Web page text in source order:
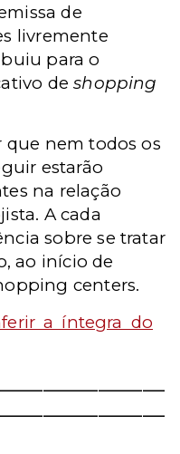
de
livremente
para o
deshopping
que nem todos os
estarão
na relação
A cada
sobre se tratar
ao início de
centers.
a íntegra do